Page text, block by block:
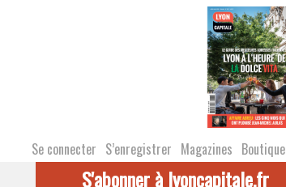
Se connecter S’enregistrer Magazines Boutique
S'abonner à lyoncapitale.fr